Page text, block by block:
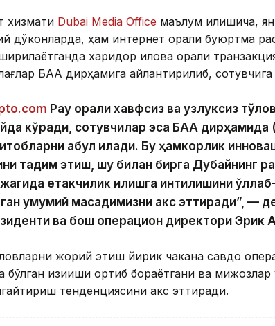
хизмати Dubai Media Office маълум қилишича,
дўконларда, ҳам интернет орқали буюртма
харидор илова орқали
БАА дирҳамига айлантирилиб, сотувчига
Pay орқали хавфсиз ва узлуксиз тўлов
кўради, сотувчилар эса БАА дирҳамида
қабул қилади. Бу ҳамкорлик
тақдим этиш, шу билан бирга Дубайнинг
етакчилик қилишга интилишини
умумий мақсадимизни акс эттиради”, —
ва бош операцион директори Эрик
жорий этиш йирик чакана савдо
бўлган қизиқиши ортиб бораётгани ва
тенденциясини акс эттиради.